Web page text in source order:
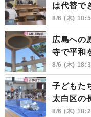
は代替で
8/6 (木)
広島への
寺で平和
8/6 (木)
子どもた
太白区の
8/6 (木)